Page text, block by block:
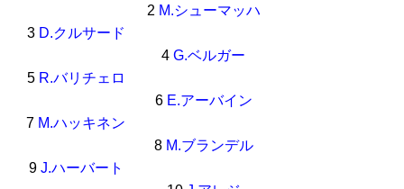
2 M.シューマッハ
3 D.クルサード
4G.ベルガー
5 R.バリチェロ
6 E.アーバイン
7 M.ハッキネン
8 M.ブランデル
9 J.ハーバート